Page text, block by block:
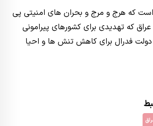
که هرج و مرج و بحران های امنیتی پی
که تهدیدی برای کشورهای پیرامونی
دولت فدرال برای کاهش تنش ها و احیا